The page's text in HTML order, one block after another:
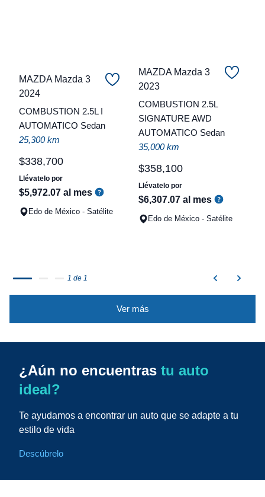
MAZDA Mazda 3
2024
COMBUSTION 2.5L I
AUTOMATICO Sedan
25,300 km
$338,700
Llévatelo por
$5,972.07 al mes
Edo de México - Satélite
MAZDA Mazda 3
2023
COMBUSTION 2.5L
SIGNATURE AWD
AUTOMATICO Sedan
35,000 km
$358,100
Llévatelo por
$6,307.07 al mes
Edo de México - Satélite
1 de 1
Ver más
¿Aún no encuentras tu auto
ideal?
Te ayudamos a encontrar un auto que se adapte a tu
estilo de vida
Descúbrelo